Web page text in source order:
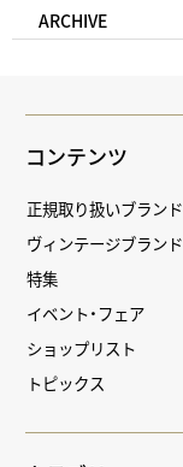
ARCHIVE
コンテンツ
正規取り扱いブランド
ヴィンテージブランド
特集
イベント・フェア
ショップリスト
トピックス